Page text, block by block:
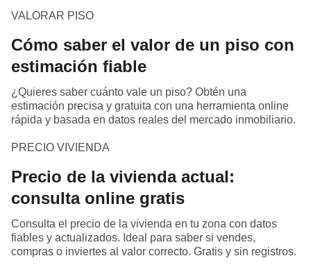
VALORAR PISO
Cómo saber el valor de un piso con
estimación fiable
¿Quieres saber cuánto vale un piso? Obtén una
estimación precisa y gratuita con una herramienta online
rápida y basada en datos reales del mercado inmobiliario.
PRECIO VIVIENDA
Precio de la vivienda actual:
consulta online gratis
Consulta el precio de la vivienda en tu zona con datos
fiables y actualizados. Ideal para saber si vendes,
compras o inviertes al valor correcto. Gratis y sin registros.